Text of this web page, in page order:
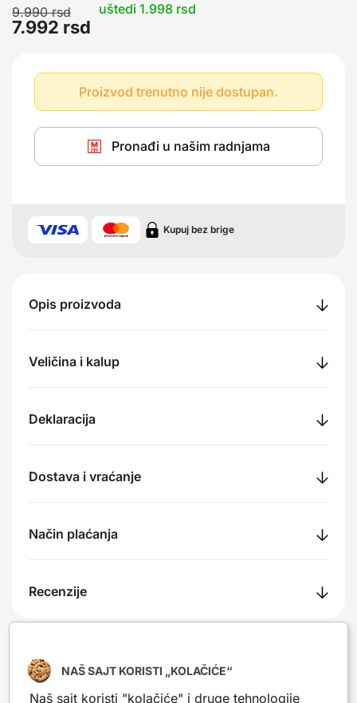
7.992 rsd
9.990rsd uštedi 1.998 rsd
Proizvod trenutno nije dostupan.
Pronađi u našim radnjama
Kupuj bez brige
Opis proizvoda
Veličina i kalup
Deklaracija
Dostava i vraćanje
Način plaćanja
Recenzije
Nešto slično?
NAŠ SAJT KORISTI „KOLAČIĆE“
Naš sajt koristi "kolačiće" i druge tehnologije